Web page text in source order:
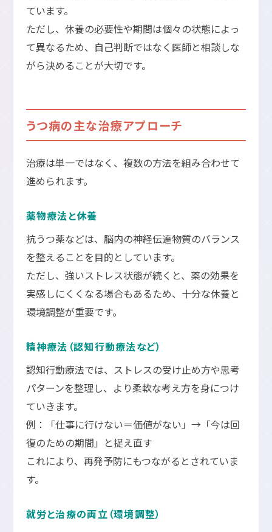
ています。
ただし、休養の必要性や期間は個々の状態によっ
て異なるため、自己判断ではなく医師と相談しな
がら決めることが大切です。
うつ病の主な治療アプローチ
治療は単一ではなく、複数の方法を組み合わせて
進められます。
薬物療法と休養
抗うつ薬などは、脳内の神経伝達物質のバランス
を整えることを目的としています。
ただし、強いストレス状態が続くと、薬の効果を
実感しにくくなる場合もあるため、十分な休養と
環境調整が重要です。
精神療法（認知行動療法など）
認知行動療法では、ストレスの受け止め方や思考
パターンを整理し、より柔軟な考え方を身につけ
ていきます。
例：「仕事に行けない＝価値がない」→「今は回
復のための期間」と捉え直す
これにより、再発予防にもつながるとされていま
す。
就労と治療の両立（環境調整）